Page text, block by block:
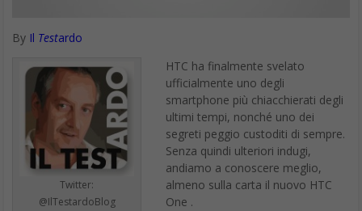
By Il Testardo
Twitter:
@IlTestardoBlog
HTC ha finalmente svelato
ufficialmente uno degli
smartphone più chiacchierati degli
ultimi tempi, nonché uno dei
segreti peggio custoditi di sempre.
Senza quindi ulteriori indugi,
andiamo a conoscere meglio,
almeno sulla carta il nuovo HTC
One .